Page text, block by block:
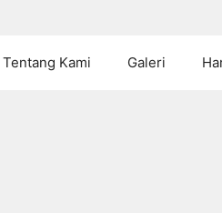
Tentang Kami Galeri